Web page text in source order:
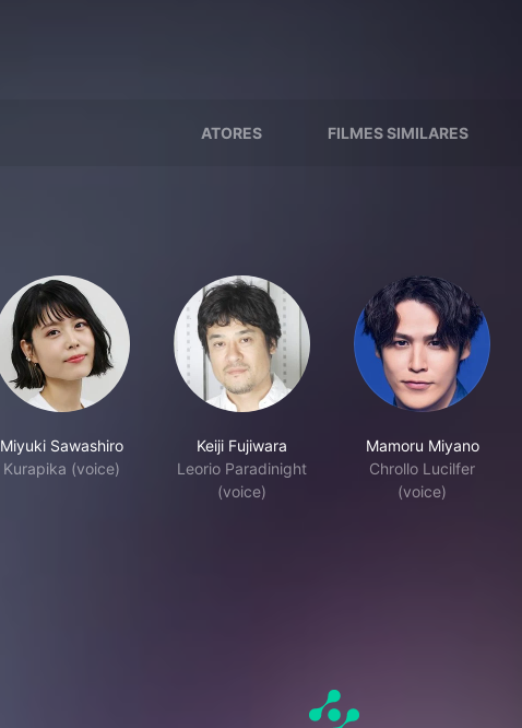
ATORES FILMES SIMILARES
Miyuki Sawashiro
Kurapika (voice)
Keiji Fujiwara
Leorio Paradinight
(voice)
Mamoru Miyano
Chrollo Lucilfer
(voice)